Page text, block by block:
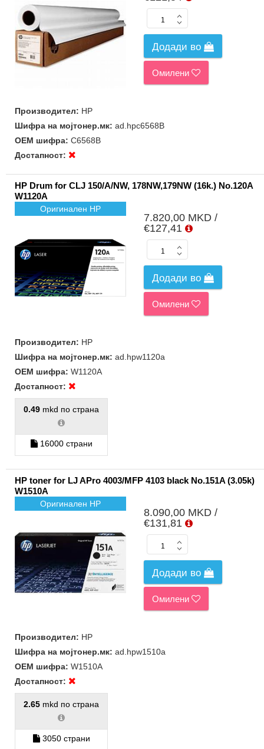
Додади во
Омилени
Производител: HP
Шифра на мојтонер.мк: ad.hpc6568B
ОЕМ шифра: C6568B
Достапност:
HP Drum for CLJ 150/A/NW, 178NW,179NW (16k.) No.120A
W1120A
Оригинален HP
7.820,00 MKD /
€127,41
Додади во
Омилени
Производител: HP
Шифра на мојтонер.мк: ad.hpw1120a
ОЕМ шифра: W1120A
Достапност:
0.49 mkd по страна
16000 страни
HP toner for LJ APro 4003/MFP 4103 black No.151A (3.05k)
W1510A
Оригинален HP
8.090,00 MKD /
€131,81
Додади во
Омилени
Производител: HP
Шифра на мојтонер.мк: ad.hpw1510a
ОЕМ шифра: W1510A
Достапност:
2.65 mkd по страна
3050 страни